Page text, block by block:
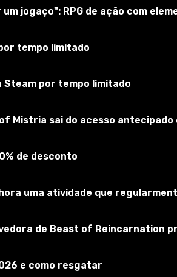
jogaço": RPG de ação com
tempo limitado
por tempo limitado
Mistria sai do acesso
de desconto
uma atividade que
de Beast of Reincarnation
e como resgatar